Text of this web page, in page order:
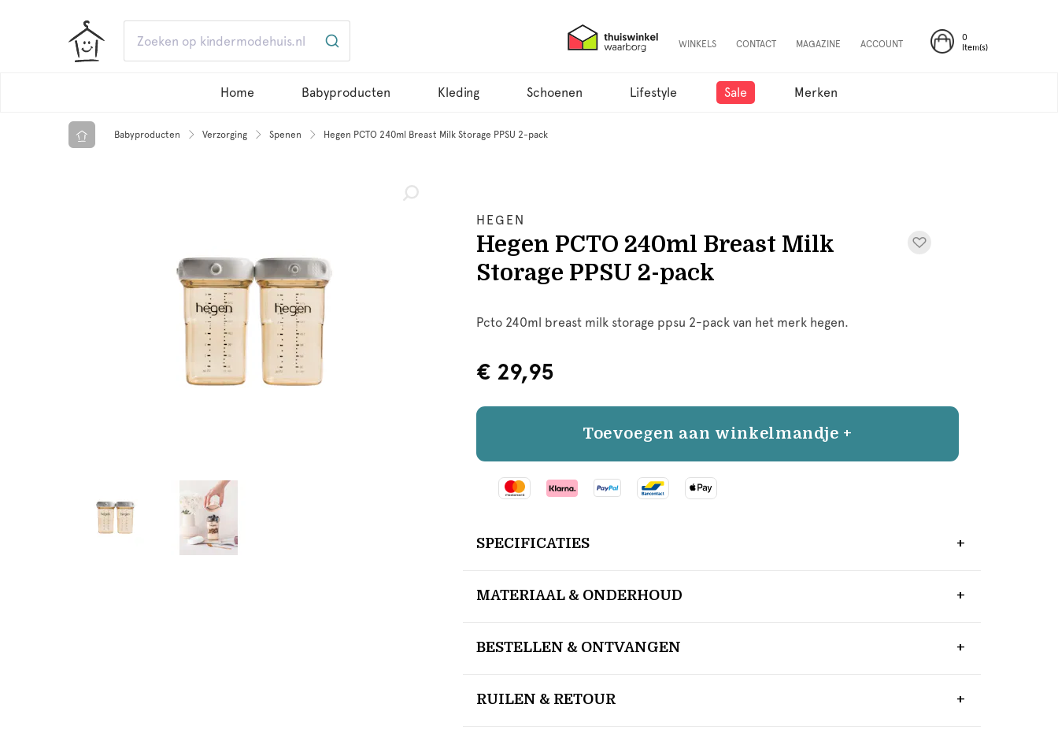
0
Item(s)
WINKELS CONTACT MAGAZINE ACCOUNT
Home Babyproducten Kleding Schoenen Lifestyle Sale Merken
Babyproducten Verzorging Spenen Hegen PCTO 240ml Breast Milk Storage PPSU 2-pack
HEGEN
Hegen PCTO 240ml Breast Milk
Storage PPSU 2-pack
Pcto 240ml breast milk storage ppsu 2-pack van het merk hegen.
€ 29,95
Toevoegen aan winkelmandje +
SPECIFICATIES
MATERIAAL & ONDERHOUD
BESTELLEN & ONTVANGEN
RUILEN & RETOUR